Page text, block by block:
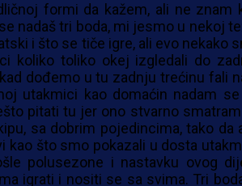
formi da kažem, ali ne znam
nadaš tri boda, mi jesmo u nekoj
i što se tiče igre, ali evo nekako
koliko toliko okej izgledali do
dođemo u tu zadnju trećinu fali
utakmici kao domaćin nadam
pitati tu jer ono stvarno
sa dobrim pojedincima, tako da
kao što smo pokazali u dosta
polusezone i nastavku ovog
igrati i nositi se sa svima. Tri